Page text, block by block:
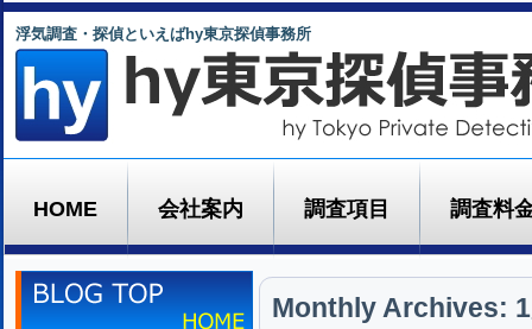
浮気調査・探偵といえばhy東京探偵事務所
HOME 会社案内 調査項目 調査料
Monthly Archives: